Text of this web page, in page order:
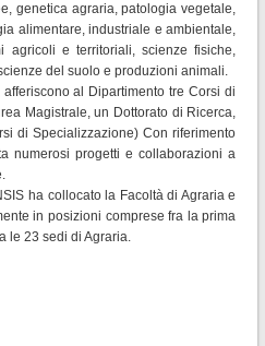
genetica agraria, patologia vegetale,
alimentare, industriale e ambientale,
agricoli e territoriali, scienze fisiche,
del suolo e produzioni animali.
al Dipartimento tre Corsi di
Magistrale, un Dottorato di Ricerca,
di Specializzazione)Con riferimento
numerosi progetti e collaborazioni a
ha collocato la Facoltà di Agraria e
in posizioni comprese fra la prima
le 23 sedi di Agraria.